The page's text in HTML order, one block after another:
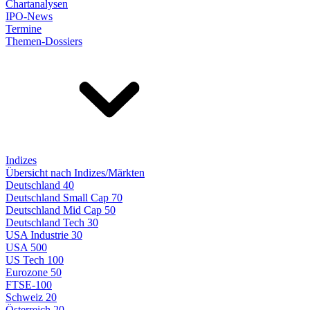
Chartanalysen
IPO-News
Termine
Themen-Dossiers
Indizes
Übersicht nach Indizes/Märkten
Deutschland 40
Deutschland Small Cap 70
Deutschland Mid Cap 50
Deutschland Tech 30
USA Industrie 30
USA 500
US Tech 100
Eurozone 50
FTSE-100
Schweiz 20